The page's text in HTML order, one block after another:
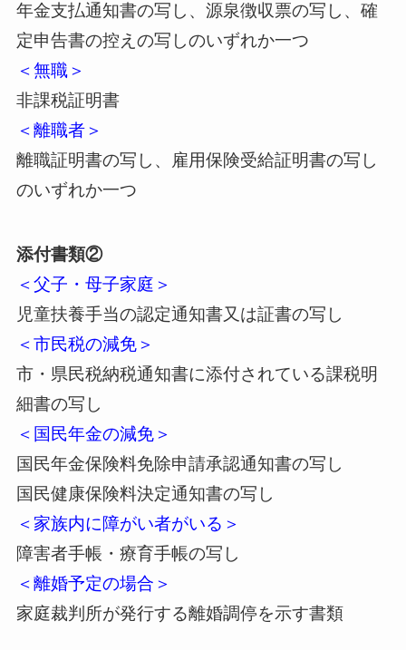
年金支払通知書の写し、源泉徴収票の写し、確
定申告書の控えの写しのいずれか一つ
＜無職＞
非課税証明書
＜離職者＞
離職証明書の写し、雇用保険受給証明書の写し
のいずれか一つ
添付書類②
＜父子・母子家庭＞
児童扶養手当の認定通知書又は証書の写し
＜市民税の減免＞
市・県民税納税通知書に添付されている課税明
細書の写し
＜国民年金の減免＞
国民年金保険料免除申請承認通知書の写し
国民健康保険料決定通知書の写し
＜家族内に障がい者がいる＞
障害者手帳・療育手帳の写し
＜離婚予定の場合＞
家庭裁判所が発行する離婚調停を示す書類